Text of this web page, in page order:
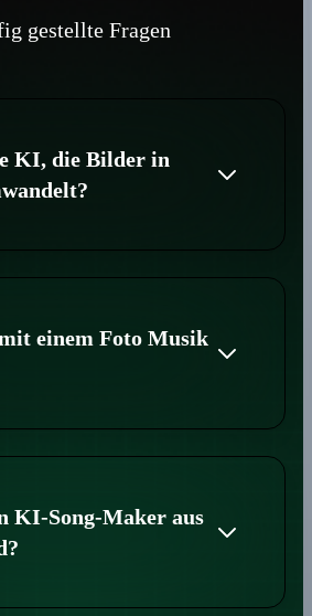
gestellte Fragen
KI, die Bilder in
einem Foto Musik
KI-Song-Maker aus